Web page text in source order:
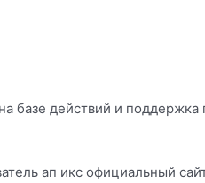
базе действий и поддержка
ап икс официальный